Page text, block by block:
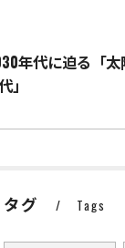
年代に迫る「
」
タグ Tags